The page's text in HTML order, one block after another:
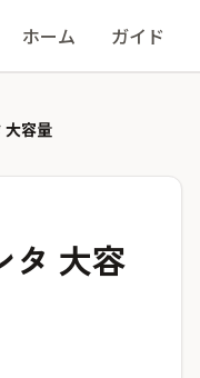
ホーム ガイド
大容量
タ 大容